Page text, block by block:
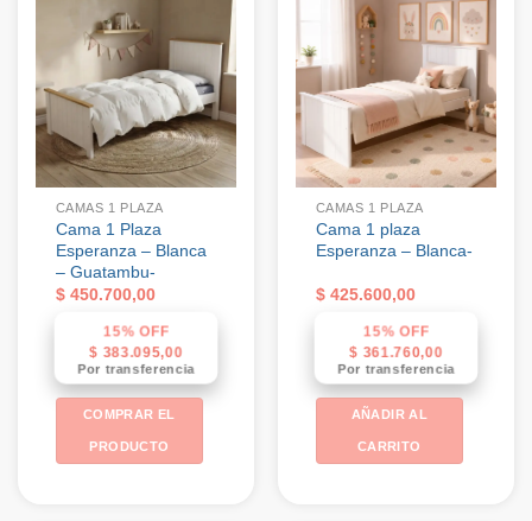
CAMAS 1 PLAZA
Cama 1 Plaza
Esperanza – Blanca
– Guatambu-
$450.700,00
15% OFF
$ 383.095,00
Por transferencia
COMPRAR EL
PRODUCTO
CAMAS 1 PLAZA
Cama 1 plaza
Esperanza – Blanca-
$425.600,00
15% OFF
$ 361.760,00
Por transferencia
AÑADIR AL
CARRITO